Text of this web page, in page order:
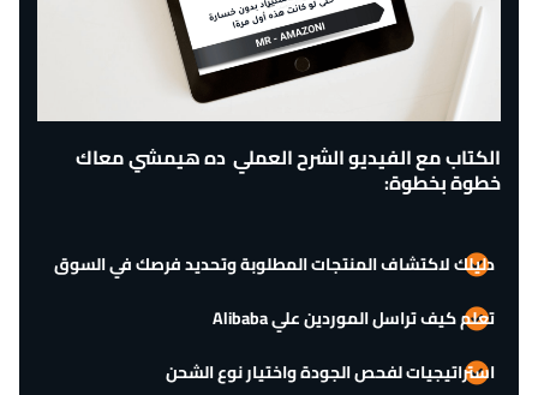
الكتاب مع الفيديو الشرح العملي ده هيمشي معاك
خطوة بخطوة:
دليلك لاكتشاف المنتجات المطلوبة وتحديد فرصك في السوق
تعلم كيف تراسل الموردين علي Alibaba
استراتيجيات لفحص الجودة واختيار نوع الشحن